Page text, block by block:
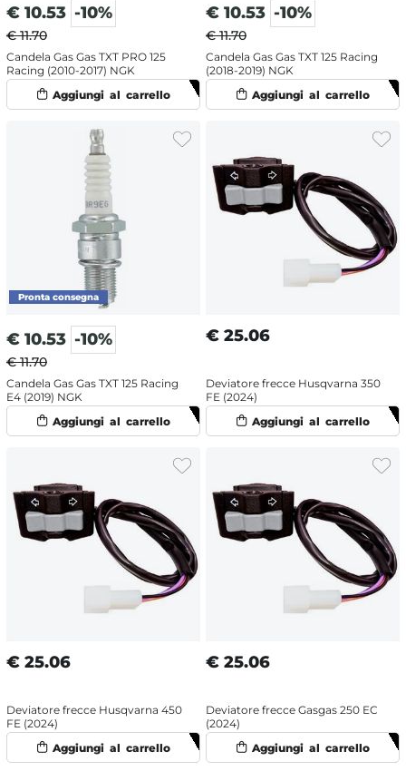
€ 10.53 -10%
€ 11.70
Candela Gas Gas TXT PRO 125
Racing (2010-2017) NGK
€ 10.53 -10%
€ 11.70
Candela Gas Gas TXT 125 Racing
(2018-2019) NGK
€ 10.53 -10%
€ 11.70
Candela Gas Gas TXT 125 Racing
E4 (2019) NGK
€ 25.06
Deviatore frecce Husqvarna 350
FE (2024)
€ 25.06
Deviatore frecce Husqvarna 450
FE (2024)
€ 25.06
Deviatore frecce Gasgas 250 EC
(2024)